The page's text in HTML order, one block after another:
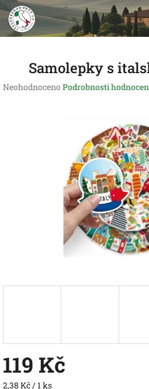
Přejít
na
obsah
Samolepky s
Průměrné
Neohodnoceno Podrobnosti
119 Kč
Měrná
2,38 Kč / 1 ks